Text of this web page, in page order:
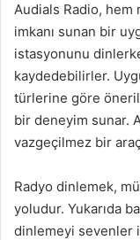
Audials Radio, hem
imkanı sunan bir
istasyonunu
kaydedebilirler.
türlerine göre
bir deneyim sunar.
vazgeçilmez bir
Radyo dinlemek,
yoludur. Yukarıda
dinlemeyi sevenler